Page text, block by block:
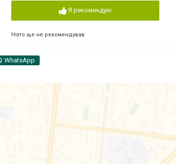
Я рекомендую
Ніхто ще не рекомендував
WhatsApp